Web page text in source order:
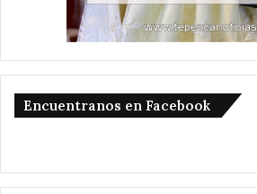
Encuentranos en Facebook